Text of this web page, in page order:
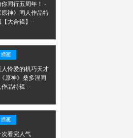
你同行五周年！ -
原神》同人作品特
【大合辑】 -
插画
人怜爱的机巧天才
原神》桑多涅同
作品特辑 -
插画
次看完人气